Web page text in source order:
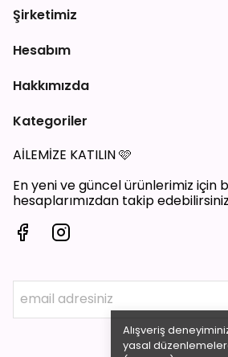
Alışveriş
yasal
Şirketimiz
Hesabım
Hakkımızda
Kategoriler
AİLEMİZE KATILIN🩷
En yeni ve güncel ürünlerimiz için
hesaplarımızdan takip